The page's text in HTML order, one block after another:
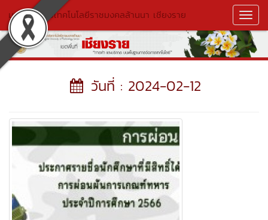
มหาวิทยาลัยเทคโนโลยีราชมงคลล้านนา เชียงราย
วันที่ : 2024-02-12